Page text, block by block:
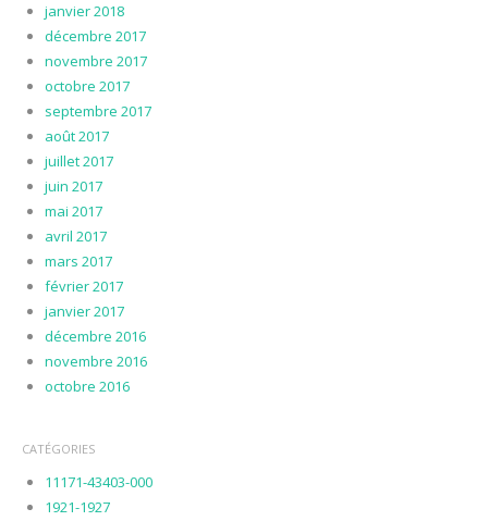
janvier 2018
décembre 2017
novembre 2017
octobre 2017
septembre 2017
août 2017
juillet 2017
juin 2017
mai 2017
avril 2017
mars 2017
février 2017
janvier 2017
décembre 2016
novembre 2016
octobre 2016
CATÉGORIES
11171-43403-000
1921-1927